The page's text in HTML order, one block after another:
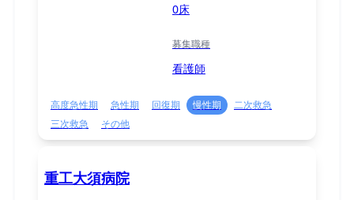
0床
募集職種
看護師
高度急性期 急性期 回復期 慢性期
二次救急
三次救急
その他
重工大須病院